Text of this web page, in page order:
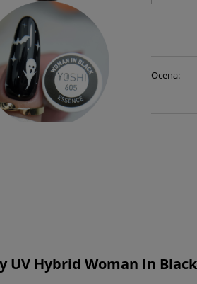
Ocena:
UV Hybrid Woman In